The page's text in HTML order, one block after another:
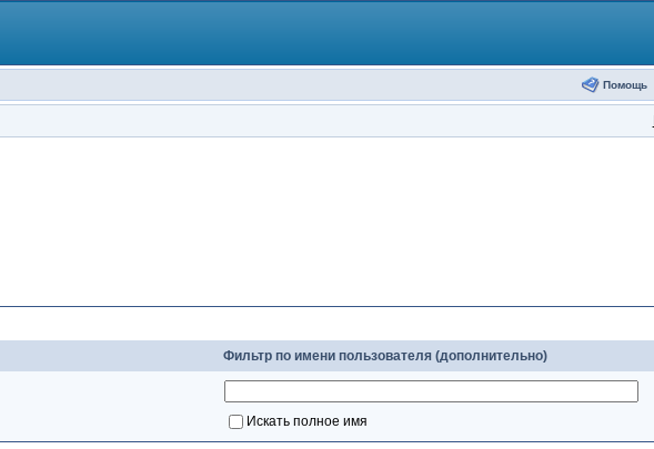
Помощь
Фильтр по имени пользователя (дополнительно)
Искать полное имя